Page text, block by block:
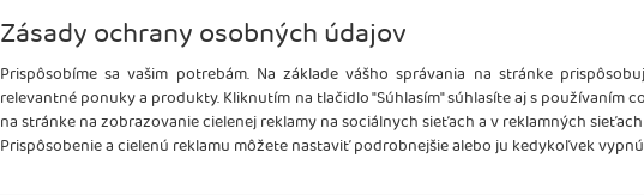
Zásady ochrany osobných údajov
Prispôsobíme sa vašim potrebám. Na základe vášho správania na stránke
relevantné ponuky a produkty. Kliknutím na tlačidlo "Súhlasím" súhlasíte aj s používaním
na stránke na zobrazovanie cielenej reklamy na sociálnych sieťach a v reklamných
Prispôsobenie a cielenú reklamu môžete nastaviť podrobnejšie alebo ju kedykoľvek